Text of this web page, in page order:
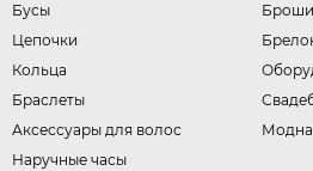
Бусы
Цепочки
Кольца
Браслеты
Аксессуары для волос
Наручные часы
Броши